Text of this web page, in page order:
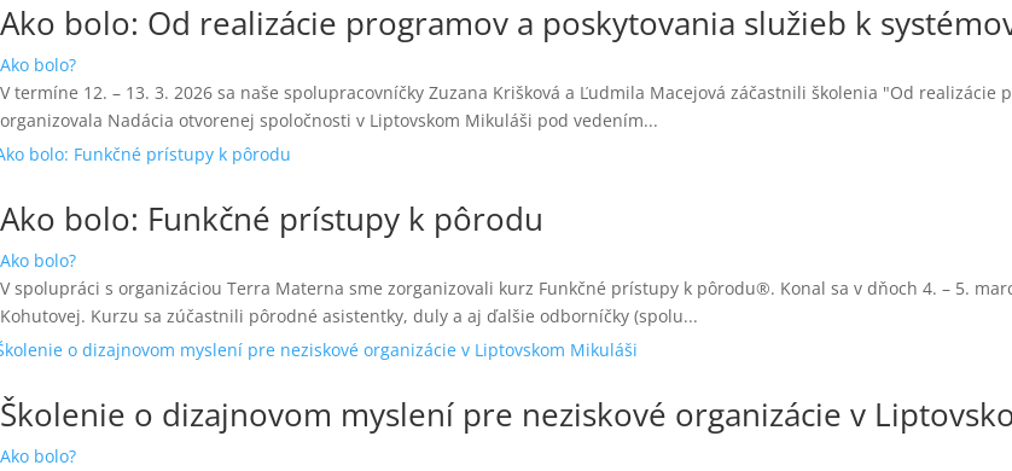
Ako bolo: Od realizácie programov a poskytovania služieb k
Ako bolo?
V termíne 12. – 13. 3. 2026 sa naše spolupracovníčky Zuzana Krišková a Ľudmila Macejová záčastnili školenia "Od
organizovala Nadácia otvorenej spoločnosti v Liptovskom Mikuláši pod vedením...
Ako bolo: Funkčné prístupy k pôrodu
Ako bolo?
V spolupráci s organizáciou Terra Materna sme zorganizovali kurz Funkčné prístupy k pôrodu®. Konal sa v dňoch 4. – 5.
Kohutovej. Kurzu sa zúčastnili pôrodné asistentky, duly a aj ďalšie odborníčky (spolu...
Školenie o dizajnovom myslení pre neziskové organizácie v
Ako bolo?